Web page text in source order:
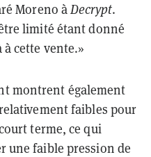
Moreno àDecrypt.
limité étant donné
cette vente.»
montrent également
faibles pour
terme, ce qui
une faible pression de